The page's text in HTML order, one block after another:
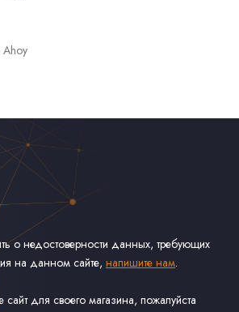
Ahoy
о недостоверности данных, требующих
на данном сайте, напишите нам.
сайт для своего магазина, пожалуйста